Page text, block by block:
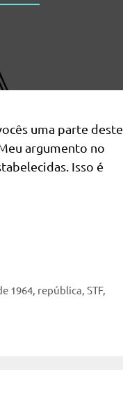
uma parte deste
argumento no
Isso é
1964, república,STF,